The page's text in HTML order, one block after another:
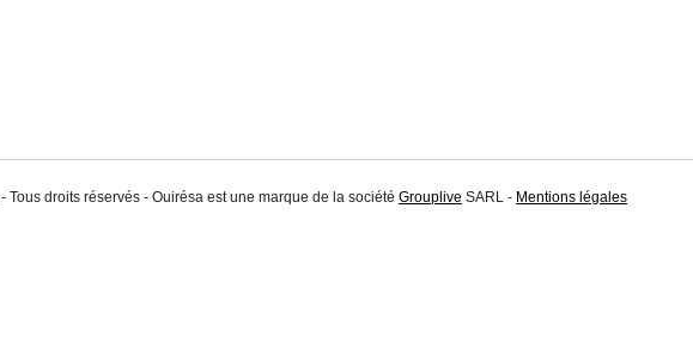
- Tous droits réservés - Ouirésa est une marque de la société Grouplive SARL - Mentions légales